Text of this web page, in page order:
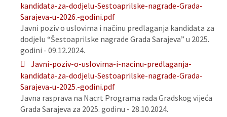
kandidata-za-dodjelu-Sestoaprilske-nagrade-Grada-
Sarajeva-u-2026.-godini.pdf
Javni poziv o uslovima i načinu predlaganja kandidata za
dodjelu “Šestoaprilske nagrade Grada Sarajeva” u 2025.
godini - 09.12.2024.
Javni-poziv-o-uslovima-i-nacinu-predlaganja-
kandidata-za-dodjelu-Sestoaprilske-nagrade-Grada-
Sarajeva-u-2025.-godini.pdf
Javna rasprava na Nacrt Programa rada Gradskog vijeća
Grada Sarajeva za 2025. godinu - 28.10.2024.